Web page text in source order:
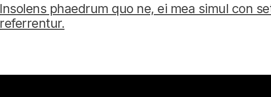
Insolens phaedrum quo ne, ei mea simul con
referrentur.